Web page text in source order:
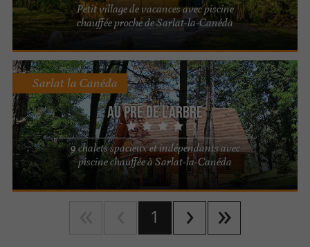
Petit village de vacances avec piscine
chauffée proche de Sarlat-la-Canéda
Au Pré de l'Arbre
9 chalets spacieux et indépendants avec
piscine chauffée à Sarlat-la-Canéda
Sarlat la Canéda
1